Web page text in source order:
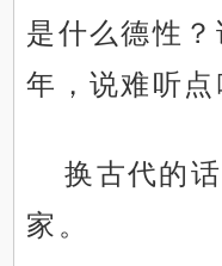
是什么德性
年，说难听点
换古代的
家。